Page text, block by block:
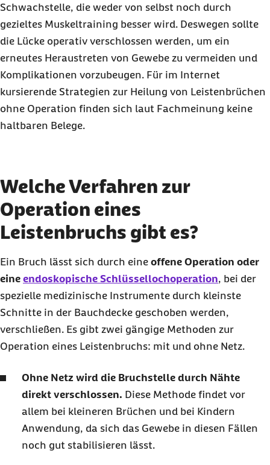
Schwachstelle, die weder von selbst noch durch
gezieltes Muskeltraining besser wird. Deswegen sollte
die Lücke operativ verschlossen werden, um ein
erneutes Heraustreten von Gewebe zu vermeiden und
Komplikationen vorzubeugen. Für im Internet
kursierende Strategien zur Heilung von Leistenbrüchen
ohne Operation finden sich laut Fachmeinung keine
haltbaren Belege.
Welche Verfahren zur
Operation eines
Leistenbruchs gibt es?
Ein Bruch lässt sich durch eine offene Operation oder
eine endoskopische Schlüssellochoperation, bei der
spezielle medizinische Instrumente durch kleinste
Schnitte in der Bauchdecke geschoben werden,
verschließen. Es gibt zwei gängige Methoden zur
Operation eines Leistenbruchs: mit und ohne Netz.
Ohne Netz wird die Bruchstelle durch Nähte
direkt verschlossen. Diese Methode findet vor
allem bei kleineren Brüchen und bei Kindern
Anwendung, da sich das Gewebe in diesen Fällen
noch gut stabilisieren lässt.